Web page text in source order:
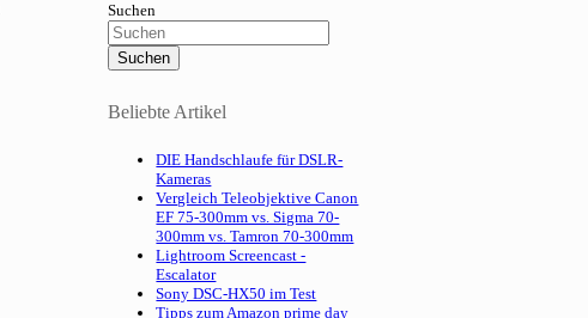
Suchen
Beliebte Artikel
DIE Handschlaufe für DSLR-
Kameras
Vergleich Teleobjektive Canon
EF 75-300mm vs. Sigma 70-
300mm vs. Tamron 70-300mm
Lightroom Screencast -
Escalator
Sony DSC-HX50 im Test
Tipps zum Amazon prime day